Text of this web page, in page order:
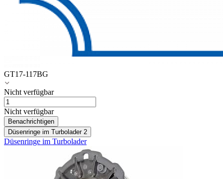
GT17-117BG
Nicht verfügbar
Nicht verfügbar
Benachrichtigen
Düsenringe im Turbolader 2
Düsenringe im Turbolader